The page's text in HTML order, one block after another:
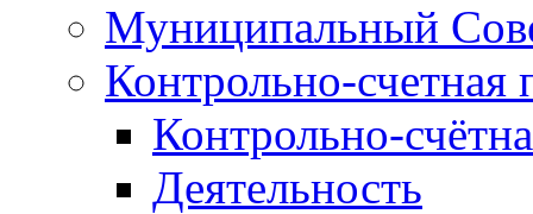
Муниципальный
Контрольно-счетная
Контрольно-
Деятельность